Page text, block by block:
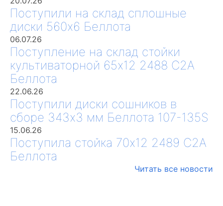
Поступили на склад сплошные
диски 560х6 Беллота
06.07.26
Поступление на склад стойки
культиваторной 65х12 2488 С2А
Беллота
22.06.26
Поступили диски сошников в
сборе 343х3 мм Беллота 107-135S
15.06.26
Поступила стойка 70х12 2489 С2А
Беллота
Читать все новости